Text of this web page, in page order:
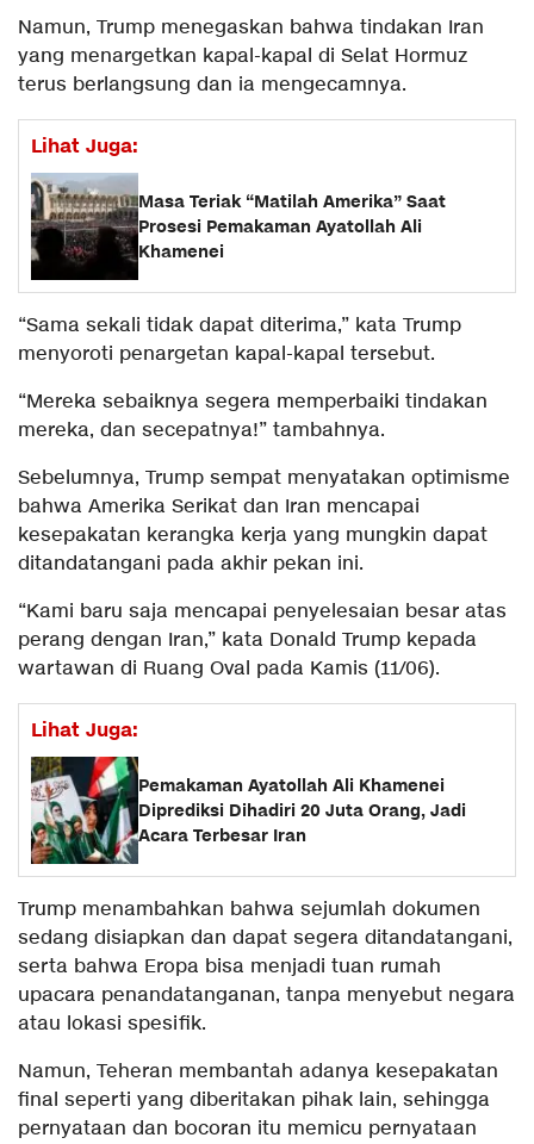
Namun, Trump menegaskan bahwa tindakan Iran
yang menargetkan kapal-kapal di Selat Hormuz
terus berlangsung dan ia mengecamnya.
Lihat Juga:
Masa Teriak “Matilah Amerika” Saat
Prosesi Pemakaman Ayatollah Ali
Khamenei
“Sama sekali tidak dapat diterima,” kata Trump
menyoroti penargetan kapal-kapal tersebut.
“Mereka sebaiknya segera memperbaiki tindakan
mereka, dan secepatnya!” tambahnya.
Sebelumnya, Trump sempat menyatakan optimisme
bahwa Amerika Serikat dan Iran mencapai
kesepakatan kerangka kerja yang mungkin dapat
ditandatangani pada akhir pekan ini.
“Kami baru saja mencapai penyelesaian besar atas
perang dengan Iran,” kata Donald Trump kepada
wartawan di Ruang Oval pada Kamis (11/06).
Lihat Juga:
Pemakaman Ayatollah Ali Khamenei
Diprediksi Dihadiri 20 Juta Orang, Jadi
Acara Terbesar Iran
Trump menambahkan bahwa sejumlah dokumen
sedang disiapkan dan dapat segera ditandatangani,
serta bahwa Eropa bisa menjadi tuan rumah
upacara penandatanganan, tanpa menyebut negara
atau lokasi spesifik.
Namun, Teheran membantah adanya kesepakatan
final seperti yang diberitakan pihak lain, sehingga
pernyataan dan bocoran itu memicu pernyataan